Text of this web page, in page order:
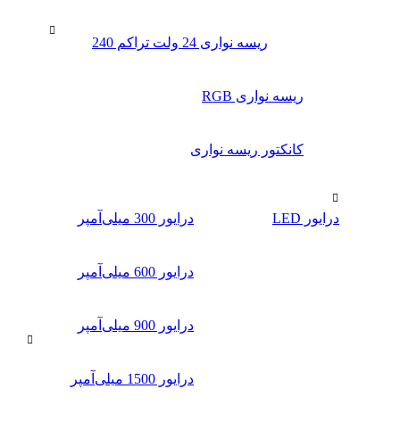
ریسه نواری 24 ولت تراکم 240
ریسه نواری RGB
کانکتور ریسه نواری
درایور LED درایور 300 میلی‌آمپر
درایور 600 میلی‌آمپر
درایور 900 میلی‌آمپر
درایور 1500 میلی‌آمپر